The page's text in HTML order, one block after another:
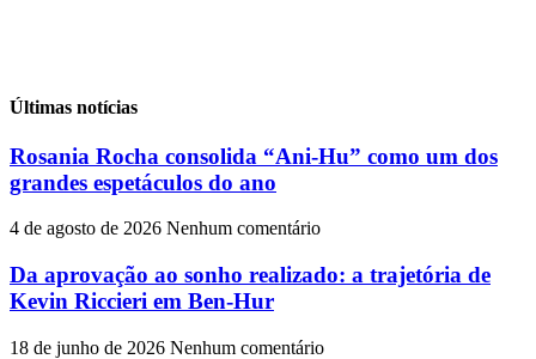
Últimas notícias
Rosania Rocha consolida “Ani-Hu” como um dos
grandes espetáculos do ano
4 de agosto de 2026 Nenhum comentário
Da aprovação ao sonho realizado: a trajetória de
Kevin Riccieri em Ben-Hur
18 de junho de 2026 Nenhum comentário